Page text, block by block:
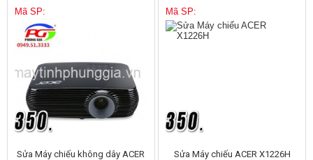
Mã SP:
Sửa Máy chiếu không dây ACER
Mã SP:
Sửa Máy chiếu ACER X1226H